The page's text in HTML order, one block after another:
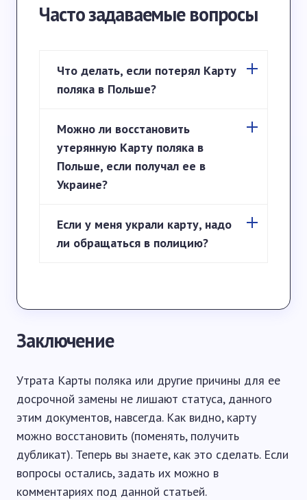
Часто задаваемые вопросы
Что делать, если потерял Карту
поляка в Польше?
Можно ли восстановить
утерянную Карту поляка в
Польше, если получал ее в
Украине?
Если у меня украли карту, надо
ли обращаться в полицию?
Заключение
Утрата Карты поляка или другие причины для ее
досрочной замены не лишают статуса, данного
этим документов, навсегда. Как видно, карту
можно восстановить (поменять, получить
дубликат). Теперь вы знаете, как это сделать. Если
вопросы остались, задать их можно в
комментариях под данной статьей.